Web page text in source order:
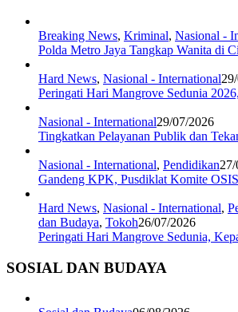
Breaking News, Kriminal, Nasional -
Polda Metro Jaya Tangkap Wanita di
Hard News, Nasional - International
Peringati Hari Mangrove Sedunia
Nasional - International29/07/2026
Tingkatkan Pelayanan Publik dan
Nasional - International, Pendidikan
Gandeng KPK, Pusdiklat Komite
Hard News, Nasional - International,
dan Budaya, Tokoh26/07/2026
Peringati Hari Mangrove Sedunia,
SOSIAL DAN BUDAYA